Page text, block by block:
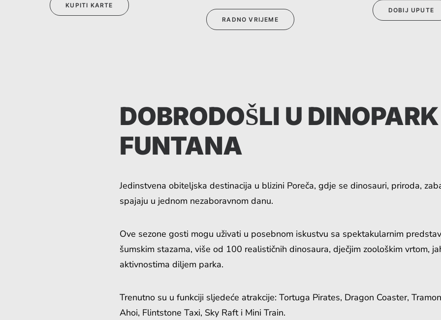
KUPITI KARTE
RADNO VRIJEME
DOBIJ UPUTE
DOBRODOŠLI U DINOPARK
FUNTANA
Jedinstvena obiteljska destinacija u blizini Poreča, gdje se dinosauri, priroda,
spajaju u jednom nezaboravnom danu.
Ove sezone gosti mogu uživati ​​u posebnom iskustvu sa spektakularnim
šumskim stazama, više od 100 realističnih dinosaura, dječjim zoološkim vrtom,
aktivnostima diljem parka.
Trenutno su u funkciji sljedeće atrakcije: Tortuga Pirates, Dragon Coaster,
Ahoi, Flintstone Taxi, Sky Raft i Mini Train.